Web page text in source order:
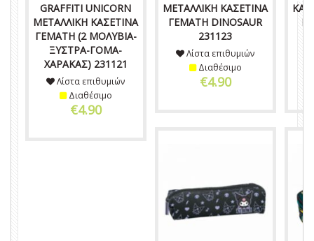
GRAFFITI UNICORN
ΜΕΤΑΛΛΙΚΗ ΚΑΣΕΤΙΝΑ
ΓΕΜΑΤΗ (2 ΜΟΛΥΒΙΑ-
ΞΥΣΤΡΑ-ΓΟΜΑ-
ΧΑΡΑΚΑΣ) 231121
Λίστα επιθυμιών
Διαθέσιμο
€4.90
ΜΕΤΑΛΛΙΚΗ ΚΑΣΕΤΙΝΑ
ΓΕΜΑΤΗ DINOSAUR
231123
Λίστα επιθυμιών
Διαθέσιμο
€4.90